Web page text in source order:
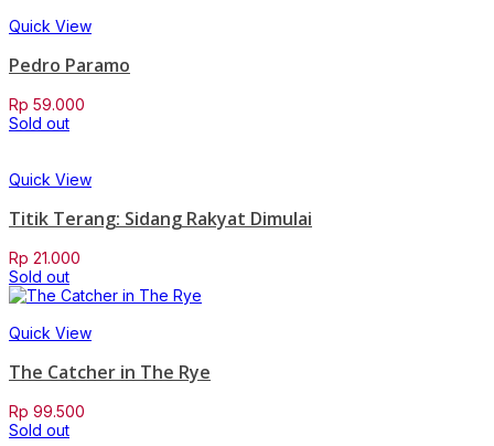
Quick View
Pedro Paramo
Rp 59.000
Sold out
Quick View
Titik Terang: Sidang Rakyat Dimulai
Rp 21.000
Sold out
Quick View
The Catcher in The Rye
Rp 99.500
Sold out